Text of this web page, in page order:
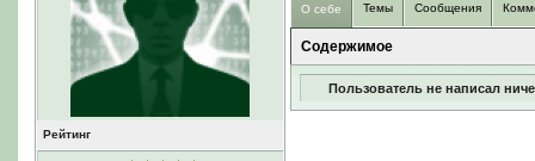
Рейтинг
О себе Темы Сообщения
Содержимое
Пользователь не написал